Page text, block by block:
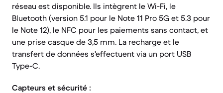
réseau est disponible. Ils intègrent le Wi-Fi, le
Bluetooth (version 5.1 pour le Note 11 Pro 5G et 5.3 pour
le Note 12), le NFC pour les paiements sans contact, et
une prise casque de 3,5 mm. La recharge et le
transfert de données s'effectuent via un port USB
Type-C.
Capteurs et sécurité :